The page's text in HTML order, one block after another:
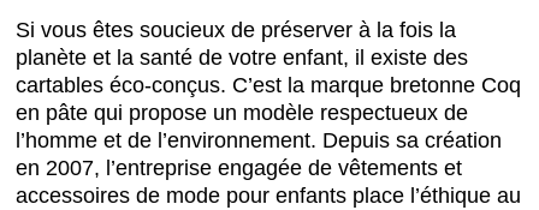
Si vous êtes soucieux de préserver à la fois la
planète et la santé de votre enfant, il existe des
cartables éco-conçus. C’est la marque bretonne Coq
en pâte qui propose un modèle respectueux de
l’homme et de l’environnement. Depuis sa création
en 2007, l’entreprise engagée de vêtements et
accessoires de mode pour enfants place l’éthique au